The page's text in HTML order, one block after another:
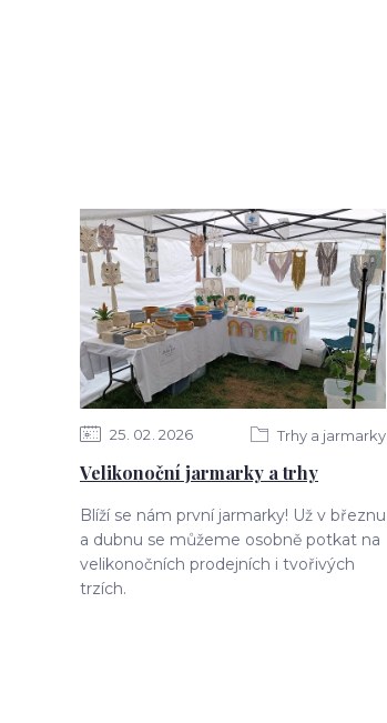
25 02 2026 Trhy a jarmarky
Velikonoční jarmarky a trhy
Blíží se nám první jarmarky! Už v březnu
a dubnu se můžeme osobně potkat na
velikonočních prodejních i tvořivých
trzích.